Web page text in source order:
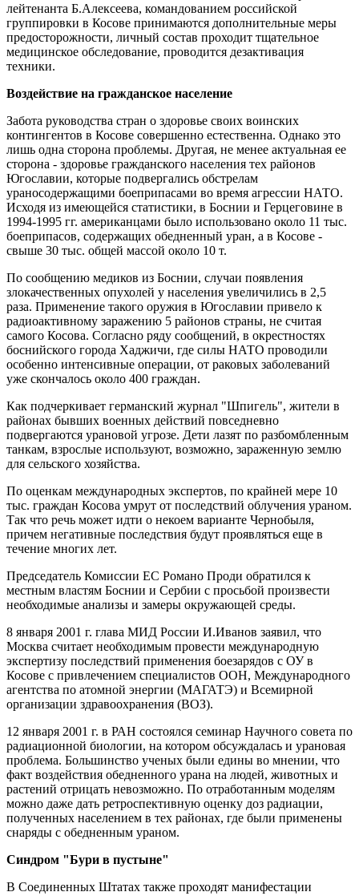
лейтенанта Б.Алексеева, командованием российской
группировки в Косове принимаются дополнительные меры
предосторожности, личный состав проходит тщательное
медицинское обследование, проводится дезактивация
техники.
Воздействие на гражданское население
Забота руководства стран о здоровье своих воинских
контингентов в Косове совершенно естественна. Однако это
лишь одна сторона проблемы. Другая, не менее актуальная ее
сторона - здоровье гражданского населения тех районов
Югославии, которые подвергались обстрелам
ураносодержащими боеприпасами во время агрессии НАТО.
Исходя из имеющейся статистики, в Боснии и Герцеговине в
1994-1995 гг. американцами было использовано около 11 тыс.
боеприпасов, содержащих обедненный уран, а в Косове -
свыше 30 тыс. общей массой около 10 т.
По сообщению медиков из Боснии, случаи появления
злокачественных опухолей у населения увеличились в 2,5
раза. Применение такого оружия в Югославии привело к
радиоактивному заражению 5 районов страны, не считая
самого Косова. Согласно ряду сообщений, в окрестностях
боснийского города Хаджичи, где силы НАТО проводили
особенно интенсивные операции, от раковых заболеваний
уже скончалось около 400 граждан.
Как подчеркивает германский журнал "Шпигель", жители в
районах бывших военных действий повседневно
подвергаются урановой угрозе. Дети лазят по разбомбленным
танкам, взрослые используют, возможно, зараженную землю
для сельского хозяйства.
По оценкам международных экспертов, по крайней мере 10
тыс. граждан Косова умрут от последствий облучения ураном.
Так что речь может идти о некоем варианте Чернобыля,
причем негативные последствия будут проявляться еще в
течение многих лет.
Председатель Комиссии ЕС Романо Проди обратился к
местным властям Боснии и Сербии с просьбой произвести
необходимые анализы и замеры окружающей среды.
8 января 2001 г. глава МИД России И.Иванов заявил, что
Москва считает необходимым провести международную
экспертизу последствий применения боезарядов с ОУ в
Косове с привлечением специалистов ООН, Международного
агентства по атомной энергии (МАГАТЭ) и Всемирной
организации здравоохранения (ВОЗ).
12 января 2001 г. в РАН состоялся семинар Научного совета по
радиационной биологии, на котором обсуждалась и урановая
проблема. Большинство ученых были едины во мнении, что
факт воздействия обедненного урана на людей, животных и
растений отрицать невозможно. По отработанным моделям
можно даже дать ретроспективную оценку доз радиации,
полученных населением в тех районах, где были применены
снаряды с обедненным ураном.
Синдром "Бури в пустыне"
В Соединенных Штатах также проходят манифестации